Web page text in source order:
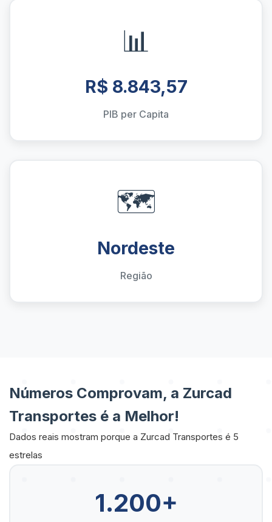
📊
R$ 8.843,57
PIB per Capita
🗺️
Nordeste
Região
Números Comprovam, a Zurcad
Transportes é a Melhor!
Dados reais mostram porque a Zurcad Transportes é 5
estrelas
1.200+